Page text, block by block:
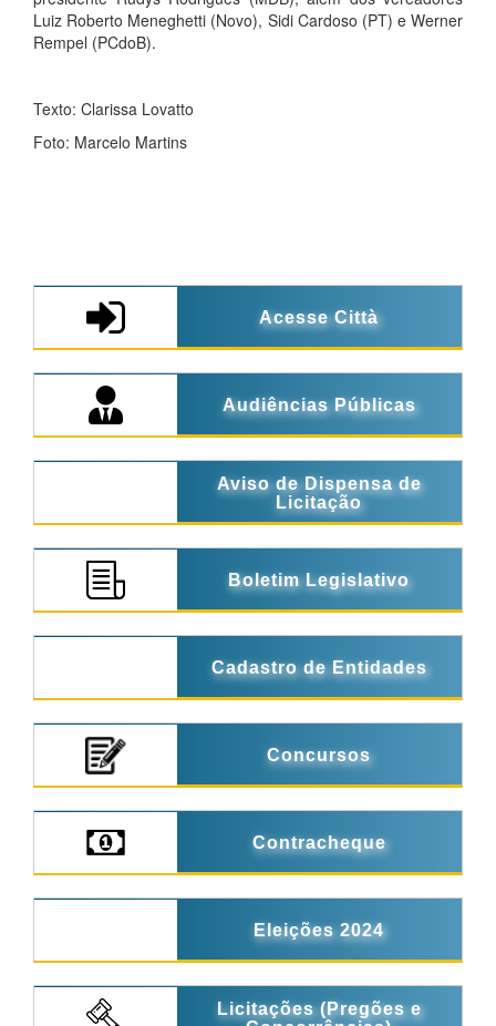
Luiz Roberto Meneghetti (Novo), Sidi Cardoso (PT) e Werner
Rempel (PCdoB).
Texto: Clarissa Lovatto
Foto: Marcelo Martins
Acesse Città
Audiências Públicas
Aviso de Dispensa de
Licitação
Boletim Legislativo
Cadastro de Entidades
Concursos
Contracheque
Eleições 2024
Licitações (Pregões e